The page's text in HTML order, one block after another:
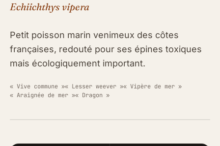
Echiichthys vipera
Petit poisson marin venimeux des côtes
françaises, redouté pour ses épines toxiques
mais écologiquement important.
« Vive commune »« Lesser weever »« Vipère de mer »
« Araignée de mer »« Dragon »